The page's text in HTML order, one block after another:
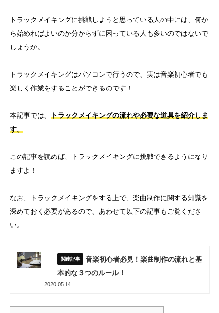
トラックメイキングに挑戦しようと思っている人の中には、何か
ら始めればよいのか分からずに困っている人も多いのではないで
しょうか。
トラックメイキングはパソコンで行うので、実は音楽初心者でも
楽しく作業をすることができるのです！
本記事では、
トラックメイキングの流れや必要な道具を紹介しま
す。
この記事を読めば、トラックメイキングに挑戦できるようになり
ますよ！
なお、トラックメイキングをする上で、楽曲制作に関する知識を
深めておく必要があるので、あわせて以下の記事もご覧くださ
い。
音楽初心者必見！楽曲制作の流れと基
本的な３つのルール！
2020.05.14